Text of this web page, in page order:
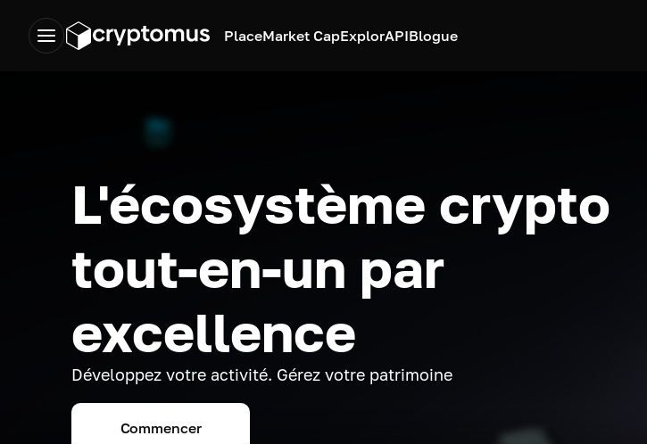
PlaceMarket CapExplorAPIBlogue
L'écosystème crypto
tout-en-un par
excellence
Développez votre activité. Gérez votre patrimoine
Commencer